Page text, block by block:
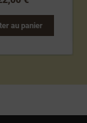
au panier